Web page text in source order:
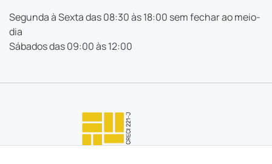
Segunda à Sexta das 08:30 às 18:00 sem fechar ao meio-
dia
Sábados das 09:00 às 12:00